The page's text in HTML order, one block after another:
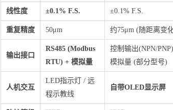
线性度 ±0.1% F.S. ±0.1% F.S.
重复精度 50μm 约75μm (随距离变
输出接口
RS485 (Modbus
RTU) + 模拟量
控制输出(NPN/
模拟量 (部分型号)
人机交互
LED指示灯 / 远
程示教线
自带OLED显示屏